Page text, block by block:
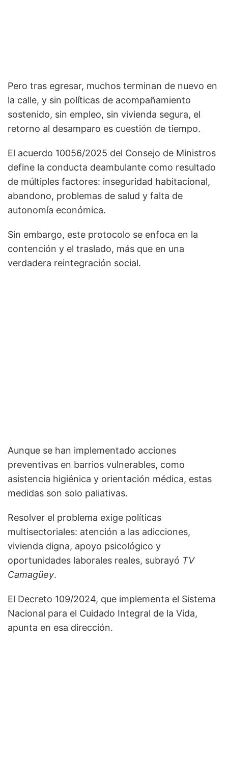
Pero tras egresar, muchos terminan de nuevo en
la calle, y sin políticas de acompañamiento
sostenido, sin empleo, sin vivienda segura, el
retorno al desamparo es cuestión de tiempo.
El acuerdo 10056/2025 del Consejo de Ministros
define la conducta deambulante como resultado
de múltiples factores: inseguridad habitacional,
abandono, problemas de salud y falta de
autonomía económica.
Sin embargo, este protocolo se enfoca en la
contención y el traslado, más que en una
verdadera reintegración social.
Aunque se han implementado acciones
preventivas en barrios vulnerables, como
asistencia higiénica y orientación médica, estas
medidas son solo paliativas.
Resolver el problema exige políticas
multisectoriales: atención a las adicciones,
vivienda digna, apoyo psicológico y
oportunidades laborales reales, subrayó TV
Camagüey.
El Decreto 109/2024, que implementa el Sistema
Nacional para el Cuidado Integral de la Vida,
apunta en esa dirección.